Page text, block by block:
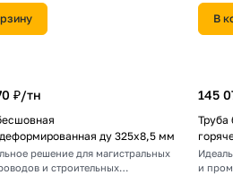
В
₽/тн
ду 325х8,5 мм
решение для магистральных
и строительных
145
Труба
и